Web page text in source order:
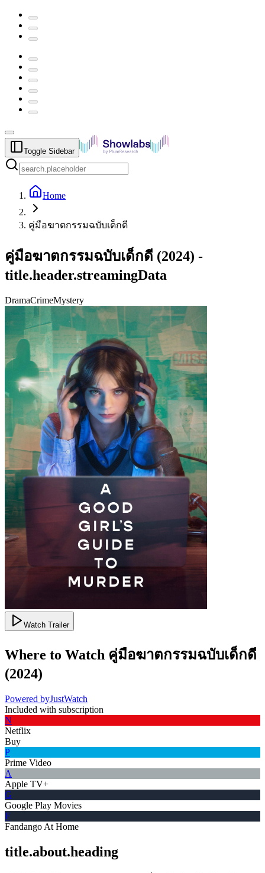
Toggle Sidebar
Home
คู่มือฆาตกรรมฉบับเด็กดี
คู่มือฆาตกรรมฉบับเด็กดี (2024) -
title.header.streamingData
DramaCrimeMystery
Watch Trailer
Where to Watch คู่มือฆาตกรรมฉบับเด็กดี
(2024)
Powered byJustWatch
Included with subscription
N
Netflix
Buy
P
Prime Video
A
Apple TV+
G
Google Play Movies
F
Fandango At Home
title.about.heading